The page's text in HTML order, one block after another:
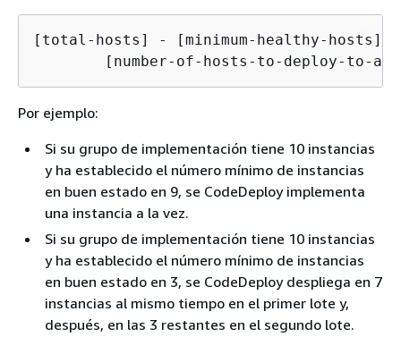
[total-hosts] - [minimum-healthy-hosts] =
[number-of-hosts-to-deploy-to-
Por ejemplo:
Si su grupo de implementación tiene 10 instancias
y ha establecido el número mínimo de instancias
en buen estado en 9, se CodeDeploy implementa
una instancia a la vez.
Si su grupo de implementación tiene 10 instancias
y ha establecido el número mínimo de instancias
en buen estado en 3, se CodeDeploy despliega en 7
instancias al mismo tiempo en el primer lote y,
después, en las 3 restantes en el segundo lote.